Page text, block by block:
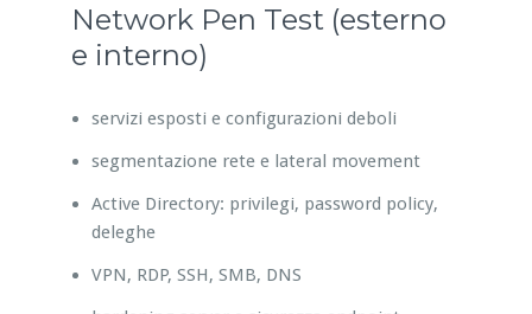
Network Pen Test (esterno
e interno)
servizi esposti e configurazioni deboli
segmentazione rete e lateral movement
Active Directory: privilegi, password policy,
deleghe
VPN, RDP, SSH, SMB, DNS